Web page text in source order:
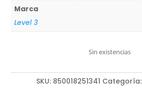
Marca
Level 3
Sin existencias
SKU: 850018251341 Categoría: